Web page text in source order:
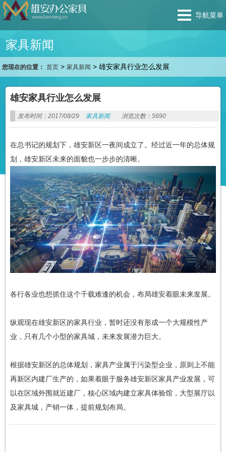
导航菜单
家具新闻
您现在的位置： 首页 >家具新闻 >雄安家具行业怎么发展
雄安家具行业怎么发展
发布时间：2017/08/29 家具新闻 浏览次数：5690
在总书记的规划下，雄安新区一夜间成立了。经过近一年的总体规
划，雄安新区未来的面貌也一步步的清晰。
各行各业也想抓住这个千载难逢的机会，布局雄安着眼未来发展。
纵观现在雄安新区的家具行业，暂时还没有形成一个大规模性产
业，只有几个小型的家具城，未来发展潜力巨大。
根据雄安新区的总体规划，家具产业属于污染型企业，原则上不能
再新区内建厂生产的，如果着眼于服务雄安新区家具产业发展，可
以在区域外围就近建厂，核心区域内建立家具体验馆，大型展厅以
及家具城，产销一体，提前规划布局。